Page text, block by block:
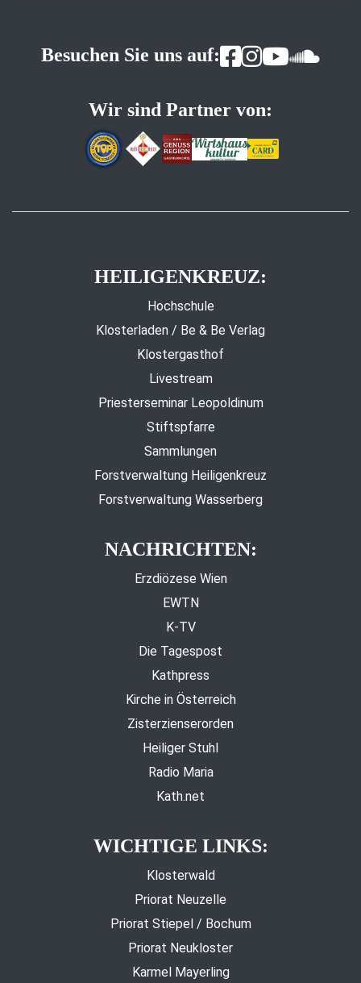
Besuchen Sie uns auf:
Wir sind Partner von:
HEILIGENKREUZ:
Hochschule
Klosterladen / Be & Be Verlag
Klostergasthof
Livestream
Priesterseminar Leopoldinum
Stiftspfarre
Sammlungen
Forstverwaltung Heiligenkreuz
Forstverwaltung Wasserberg
NACHRICHTEN:
Erzdiözese Wien
EWTN
K-TV
Die Tagespost
Kathpress
Kirche in Österreich
Zisterzienserorden
Heiliger Stuhl
Radio Maria
Kath.net
WICHTIGE LINKS:
Klosterwald
Priorat Neuzelle
Priorat Stiepel / Bochum
Priorat Neukloster
Karmel Mayerling